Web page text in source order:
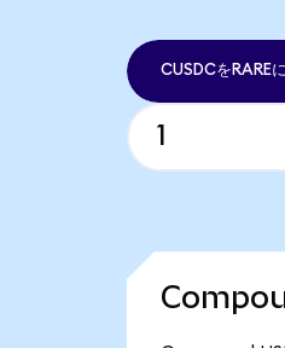
CUSDCをRARE